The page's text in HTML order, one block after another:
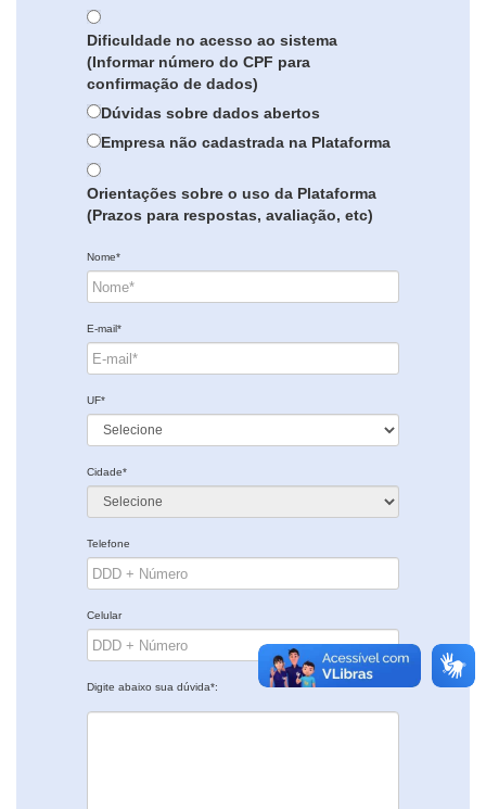
Dificuldade no acesso ao sistema
(Informar número do CPF para
confirmação de dados)
Dúvidas sobre dados abertos
Empresa não cadastrada na Plataforma
Orientações sobre o uso da Plataforma
(Prazos para respostas, avaliação, etc)
Nome*
E-mail*
UF*
Cidade*
Telefone
Celular
Digite abaixo sua dúvida*: